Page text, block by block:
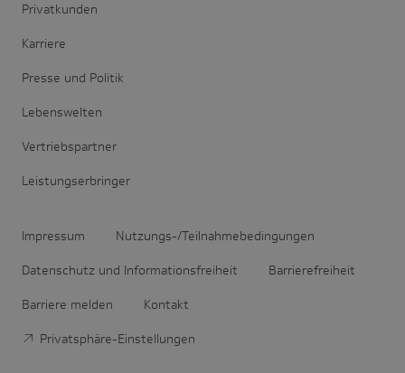
Privatkunden
Karriere
Presse und Politik
Lebenswelten
Vertriebspartner
Leistungserbringer
Impressum Nutzungs-/Teilnahmebedingungen
Datenschutz und Informationsfreiheit Barrierefreiheit
Barriere melden Kontakt
Privatsphäre-Einstellungen